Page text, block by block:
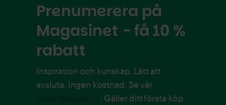
Prenumerera på
Magasinet - få 10 %
rabatt
Inspiration och kunskap. Lätt att
avsluta. Ingen kostnad. Se vår
. Gäller ditt första köp